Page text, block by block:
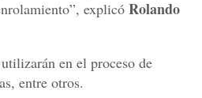
explicó Rolando
en el proceso de
entre otros.